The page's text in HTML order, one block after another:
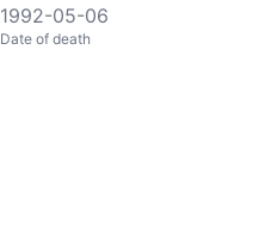
1992-05-06
Date of death